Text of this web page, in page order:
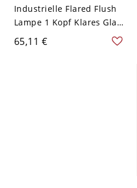
Industrielle Flared Flush
Lampe 1 Kopf Klares Glas
Semi Flush Mount
Deckenleuchte in Kupfer
65,11 €